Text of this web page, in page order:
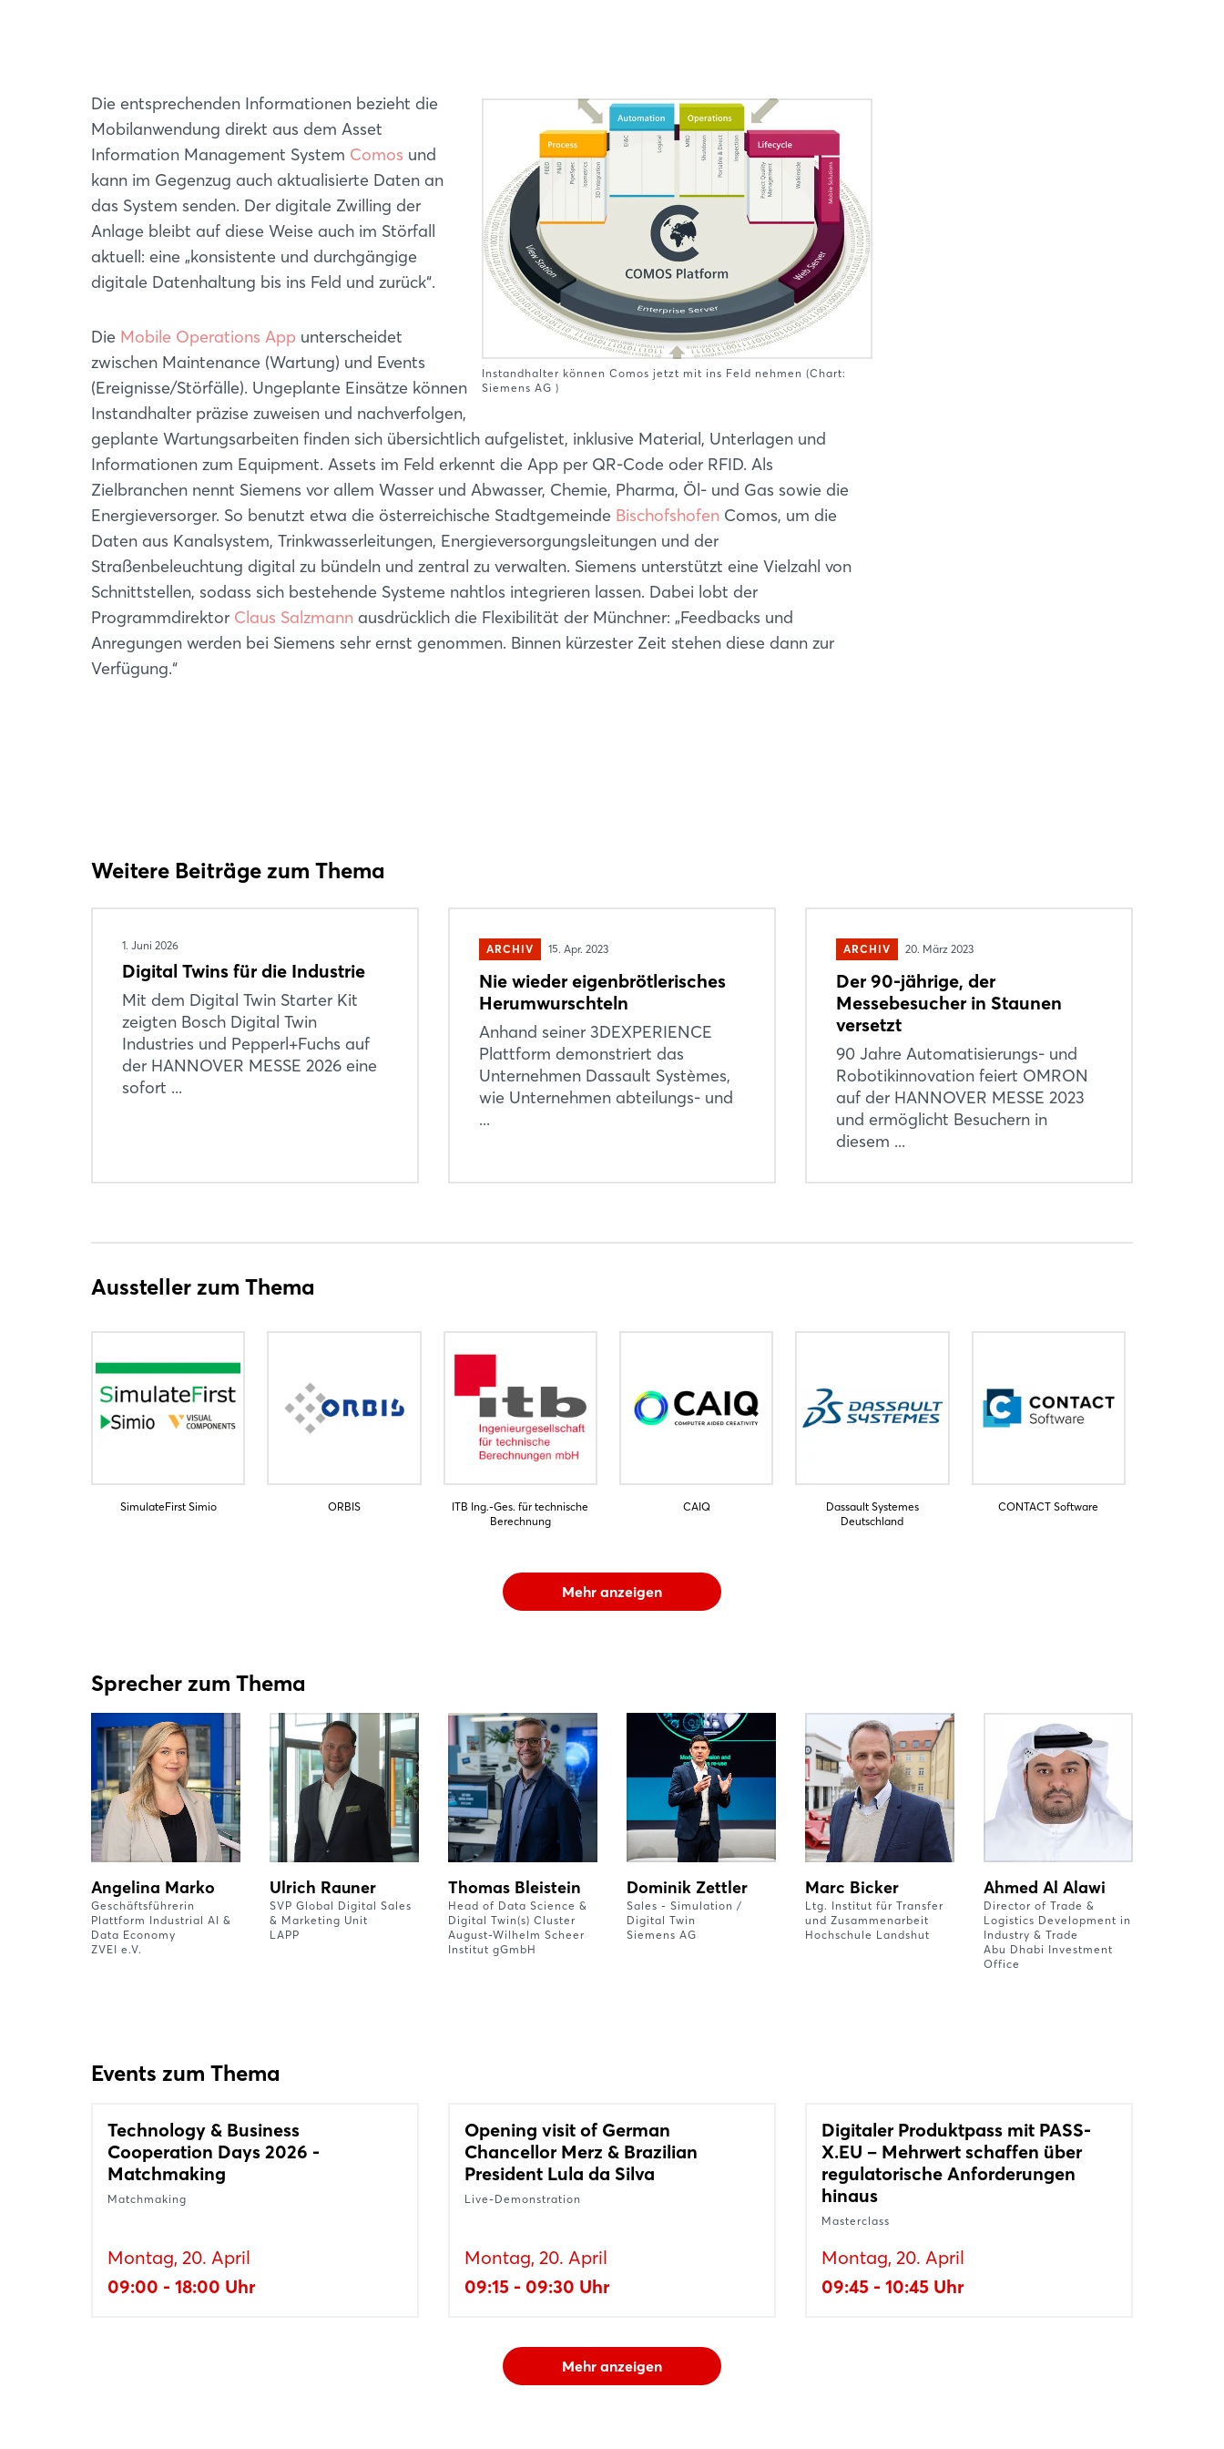
Instandhalter können Comos jetzt mit ins Feld nehmen (Chart:
Siemens AG )
Die entsprechenden Informationen bezieht die
Mobilanwendung direkt aus dem Asset
Information Management System Comos und
kann im Gegenzug auch aktualisierte Daten an
das System senden. Der digitale Zwilling der
Anlage bleibt auf diese Weise auch im Störfall
aktuell: eine „konsistente und durchgängige
digitale Datenhaltung bis ins Feld und zurück“.
Die Mobile Operations App unterscheidet
zwischen Maintenance (Wartung) und Events
(Ereignisse/Störfälle). Ungeplante Einsätze können
Instandhalter präzise zuweisen und nachverfolgen,
geplante Wartungsarbeiten finden sich übersichtlich aufgelistet, inklusive Material, Unterlagen und
Informationen zum Equipment. Assets im Feld erkennt die App per QR-Code oder RFID. Als
Zielbranchen nennt Siemens vor allem Wasser und Abwasser, Chemie, Pharma, Öl- und Gas sowie die
Energieversorger. So benutzt etwa die österreichische Stadtgemeinde Bischofshofen Comos, um die
Daten aus Kanalsystem, Trinkwasserleitungen, Energieversorgungsleitungen und der
Straßenbeleuchtung digital zu bündeln und zentral zu verwalten. Siemens unterstützt eine Vielzahl von
Schnittstellen, sodass sich bestehende Systeme nahtlos integrieren lassen. Dabei lobt der
Programmdirektor Claus Salzmann ausdrücklich die Flexibilität der Münchner: „Feedbacks und
Anregungen werden bei Siemens sehr ernst genommen. Binnen kürzester Zeit stehen diese dann zur
Verfügung.“
Weitere Beiträge zum Thema
1. Juni 2026
Digital Twins für die Industrie
Mit dem Digital Twin Starter Kit
zeigten Bosch Digital Twin
Industries und Pepperl+Fuchs auf
der HANNOVER MESSE 2026 eine
sofort ...
ARCHIV 15. Apr. 2023
Nie wieder eigenbrötlerisches
Herumwurschteln
Anhand seiner 3DEXPERIENCE
Plattform demonstriert das
Unternehmen Dassault Systèmes,
wie Unternehmen abteilungs- und
...
ARCHIV 20. März 2023
Der 90-jährige, der
Messebesucher in Staunen
versetzt
90 Jahre Automatisierungs- und
Robotikinnovation feiert OMRON
auf der HANNOVER MESSE 2023
und ermöglicht Besuchern in
diesem ...
Aussteller zum Thema
SimulateFirst Simio ORBIS
ITB Ing.-Ges. für technische
Berechnung
CAIQ
Dassault Systemes
Deutschland
CONTACT Software
Mehr anzeigen
Sprecher zum Thema
Angelina Marko
Geschäftsführerin
Plattform Industrial AI &
Data Economy
ZVEI e.V.
Ulrich Rauner
SVP Global Digital Sales
& Marketing Unit
LAPP
Thomas Bleistein
Head of Data Science &
Digital Twin(s) Cluster
August-Wilhelm Scheer
Institut gGmbH
Dominik Zettler
Sales - Simulation /
Digital Twin
Siemens AG
Marc Bicker
Ltg. Institut für Transfer
und Zusammenarbeit
Hochschule Landshut
Ahmed Al Alawi
Director of Trade &
Logistics Development in
Industry & Trade
Abu Dhabi Investment
Office
Events zum Thema
Technology & Business
Cooperation Days 2026 -
Matchmaking
Matchmaking
Montag, 20. April
09:00 - 18:00 Uhr
Opening visit of German
Chancellor Merz & Brazilian
President Lula da Silva
Live-Demonstration
Montag, 20. April
09:15 - 09:30 Uhr
Digitaler Produktpass mit PASS-
X.EU – Mehrwert schaffen über
regulatorische Anforderungen
hinaus
Masterclass
Montag, 20. April
09:45 - 10:45 Uhr
Mehr anzeigen
Login
Einloggen
Passwort vergessen?